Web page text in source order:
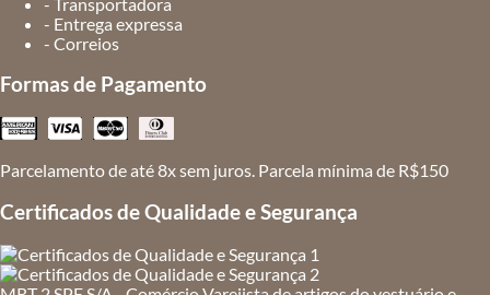
- Entrega expressa
- Correios
Formas de Pagamento
Parcelamento de até 8x sem juros. Parcela mínima de R$150
Certificados de Qualidade e Segurança